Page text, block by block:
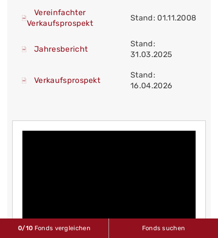
Vereinfachter
Verkaufsprospekt
Stand: 01.11.2008
Jahresbericht
Stand:
31.03.2025
Verkaufsprospekt
Stand:
16.04.2026
0/10 Fonds vergleichen Fonds suchen